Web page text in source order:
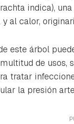
indica),
al calor,
este árbol
de
tratar
la presión